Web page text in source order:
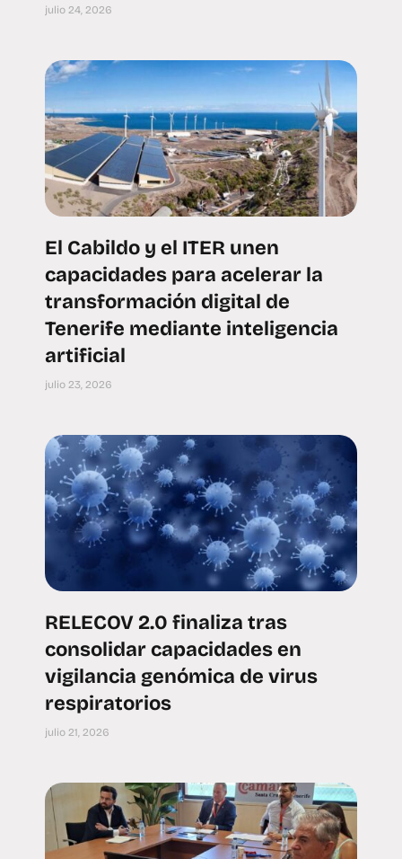
julio 24, 2026
El Cabildo y el ITER unen
capacidades para acelerar la
transformación digital de
Tenerife mediante inteligencia
artificial
julio 23, 2026
RELECOV 2.0 finaliza tras
consolidar capacidades en
vigilancia genómica de virus
respiratorios
julio 21, 2026